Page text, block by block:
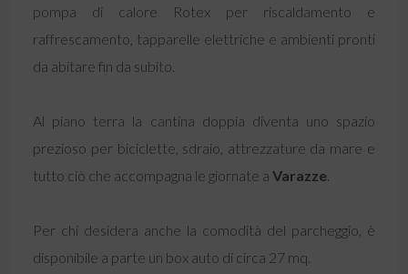
pompa di calore Rotex per riscaldamento e
raffrescamento, tapparelle elettriche e ambienti pronti
da abitare fin da subito.
Al piano terra la cantina doppia diventa uno spazio
prezioso per biciclette, sdraio, attrezzature da mare e
tutto ciò che accompagna le giornate aVarazze
Per chi desidera anche la comodità del parcheggio, è
disponibile a parte un box auto di circa 27 mq.